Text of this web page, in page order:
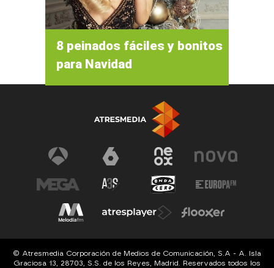
8 peinados fáciles y bonitos
para Navidad
© Atresmedia Corporación de Medios de Comunicación, S.A - A. Isla
Graciosa 13, 28703, S.S. de los Reyes, Madrid. Reservados todos los